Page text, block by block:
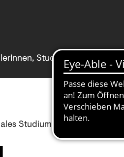
Studierende &
Studium > Kaufmännische